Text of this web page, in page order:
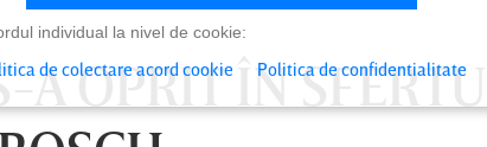
A OPRIT ÎN
individual la nivel de cookie:
de colectare acord cookie Politica de confidentialitate